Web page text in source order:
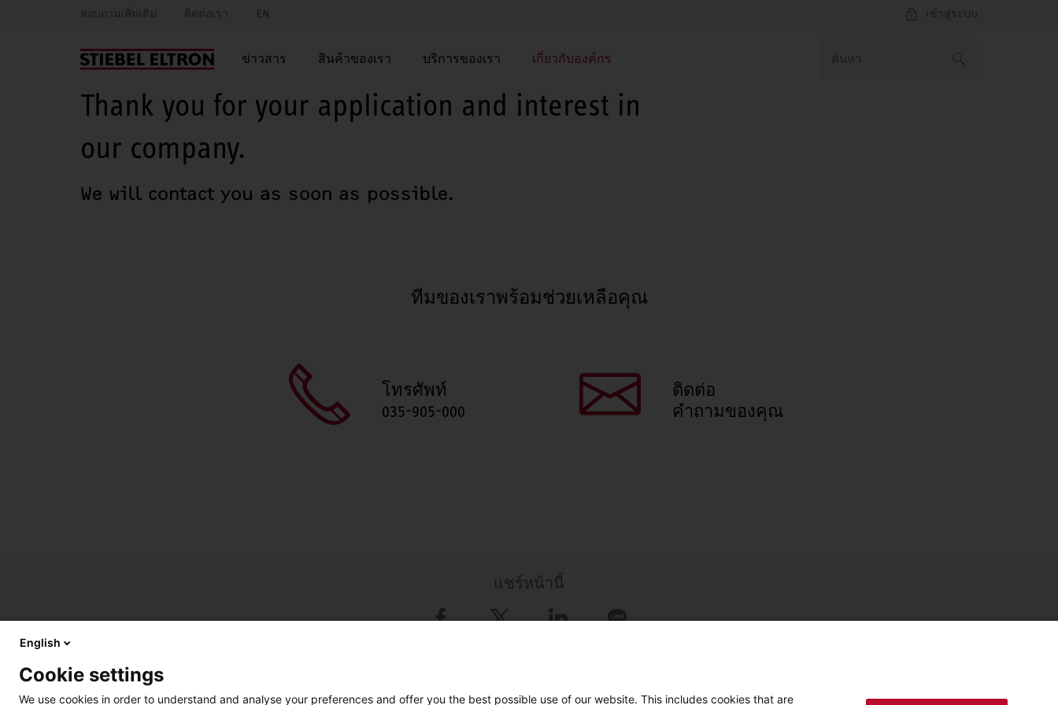
สอบถามเพิ่มเติม ติดต่อเรา EN เข้าสู่ระบบ
ข่าวสาร สินค้าของเรา บริการของเรา เกี่ยวกับองค์กร
Thank you for your application and interest in
our company.
We will contact you as soon as possible.
ทีมของเราพร้อมช่วยเหลือคุณ
โทรศัพท์
035-905-000
ติดต่อ
คำถามของคุณ
แชร์หน้านี้
Facebook X LinkedIn Line
การเข้าถึง วิธีใช้ LinkedIn Facebook YouTube Line
English
Cookie settings
We use cookies in order to understand and analyse your preferences and offer you the best possible use of our website. This includes cookies that are